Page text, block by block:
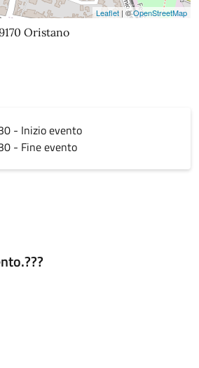
Leaflet | ©OpenStreetMap
Oristano
- Inizio evento
- Fine evento